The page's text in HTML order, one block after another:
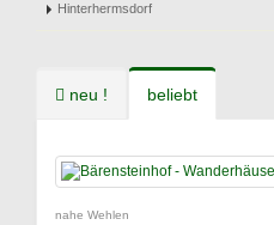
Hinterhermsdorf
neu ! beliebt
nahe Wehlen